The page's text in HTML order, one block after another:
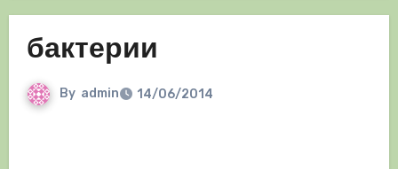
бактерии
By admin 14/06/2014